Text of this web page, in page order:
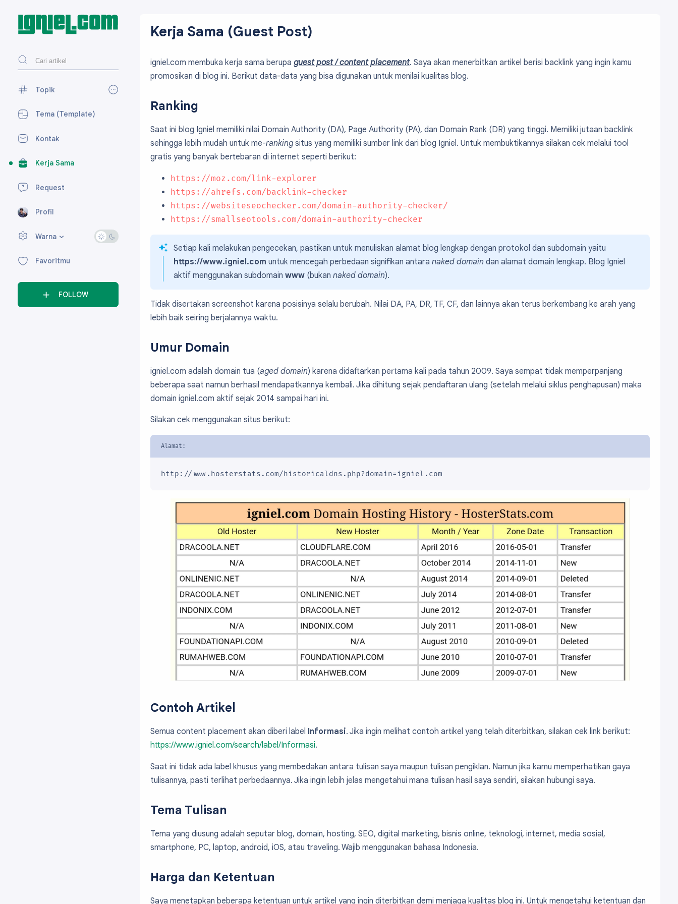
Topik
AdSense
Media Sosial
Tekno
Tema (Template)
Kontak
Kerja Sama
Request
Profil
Warna›
Favoritmu
FOLLOW
Kerja Sama (Guest Post)
igniel.com membuka kerja sama berupa guest post / content placement. Saya akan menerbitkan artikel berisi backlink yang ingin kamu
promosikan di blog ini. Berikut data-data yang bisa digunakan untuk menilai kualitas blog.
Ranking
Saat ini blog Igniel memiliki nilai Domain Authority (DA), Page Authority (PA), dan Domain Rank (DR) yang tinggi. Memiliki jutaan backlink
sehingga lebih mudah untuk me-ranking situs yang memiliki sumber link dari blog Igniel. Untuk membuktikannya silakan cek melalui tool
gratis yang banyak bertebaran di internet seperti berikut:
https://moz.com/link-explorer
https://ahrefs.com/backlink-checker
https://websiteseochecker.com/domain-authority-checker/
https://smallseotools.com/domain-authority-checker
Setiap kali melakukan pengecekan, pastikan untuk menuliskan alamat blog lengkap dengan protokol dan subdomain yaitu
https://www.igniel.com untuk mencegah perbedaan signifikan antara naked domaindan alamat domain lengkap. Blog Igniel
aktif menggunakan subdomain www(bukan naked domain).
Tidak disertakan screenshot karena posisinya selalu berubah. Nilai DA, PA, DR, TF, CF, dan lainnya akan terus berkembang ke arah yang
lebih baik seiring berjalannya waktu.
Umur Domain
igniel.com adalah domain tua (aged domain) karena didaftarkan pertama kali pada tahun 2009. Saya sempat tidak memperpanjang
beberapa saat namun berhasil mendapatkannya kembali. Jika dihitung sejak pendaftaran ulang (setelah melalui siklus penghapusan) maka
domain igniel.com aktif sejak 2014 sampai hari ini.
Silakan cek menggunakan situs berikut:
http://www.hosterstats.com/historicaldns.php?domain=igniel.com
Contoh Artikel
Semua content placement akan diberi label Informasi. Jika ingin melihat contoh artikel yang telah diterbitkan, silakan cek link berikut:
https://www.igniel.com/search/label/Informasi.
Saat ini tidak ada label khusus yang membedakan antara tulisan saya maupun tulisan pengiklan. Namun jika kamu memperhatikan gaya
tulisannya, pasti terlihat perbedaannya. Jika ingin lebih jelas mengetahui mana tulisan hasil saya sendiri, silakan hubungi saya.
Tema Tulisan
Tema yang diusung adalah seputar blog, domain, hosting, SEO, digital marketing, bisnis online, teknologi, internet, media sosial,
smartphone, PC, laptop, android, iOS, atau traveling. Wajib menggunakan bahasa Indonesia.
Harga dan Ketentuan
Saya menetapkan beberapa ketentuan untuk artikel yang ingin diterbitkan demi menjaga kualitas blog ini. Untuk mengetahui ketentuan dan